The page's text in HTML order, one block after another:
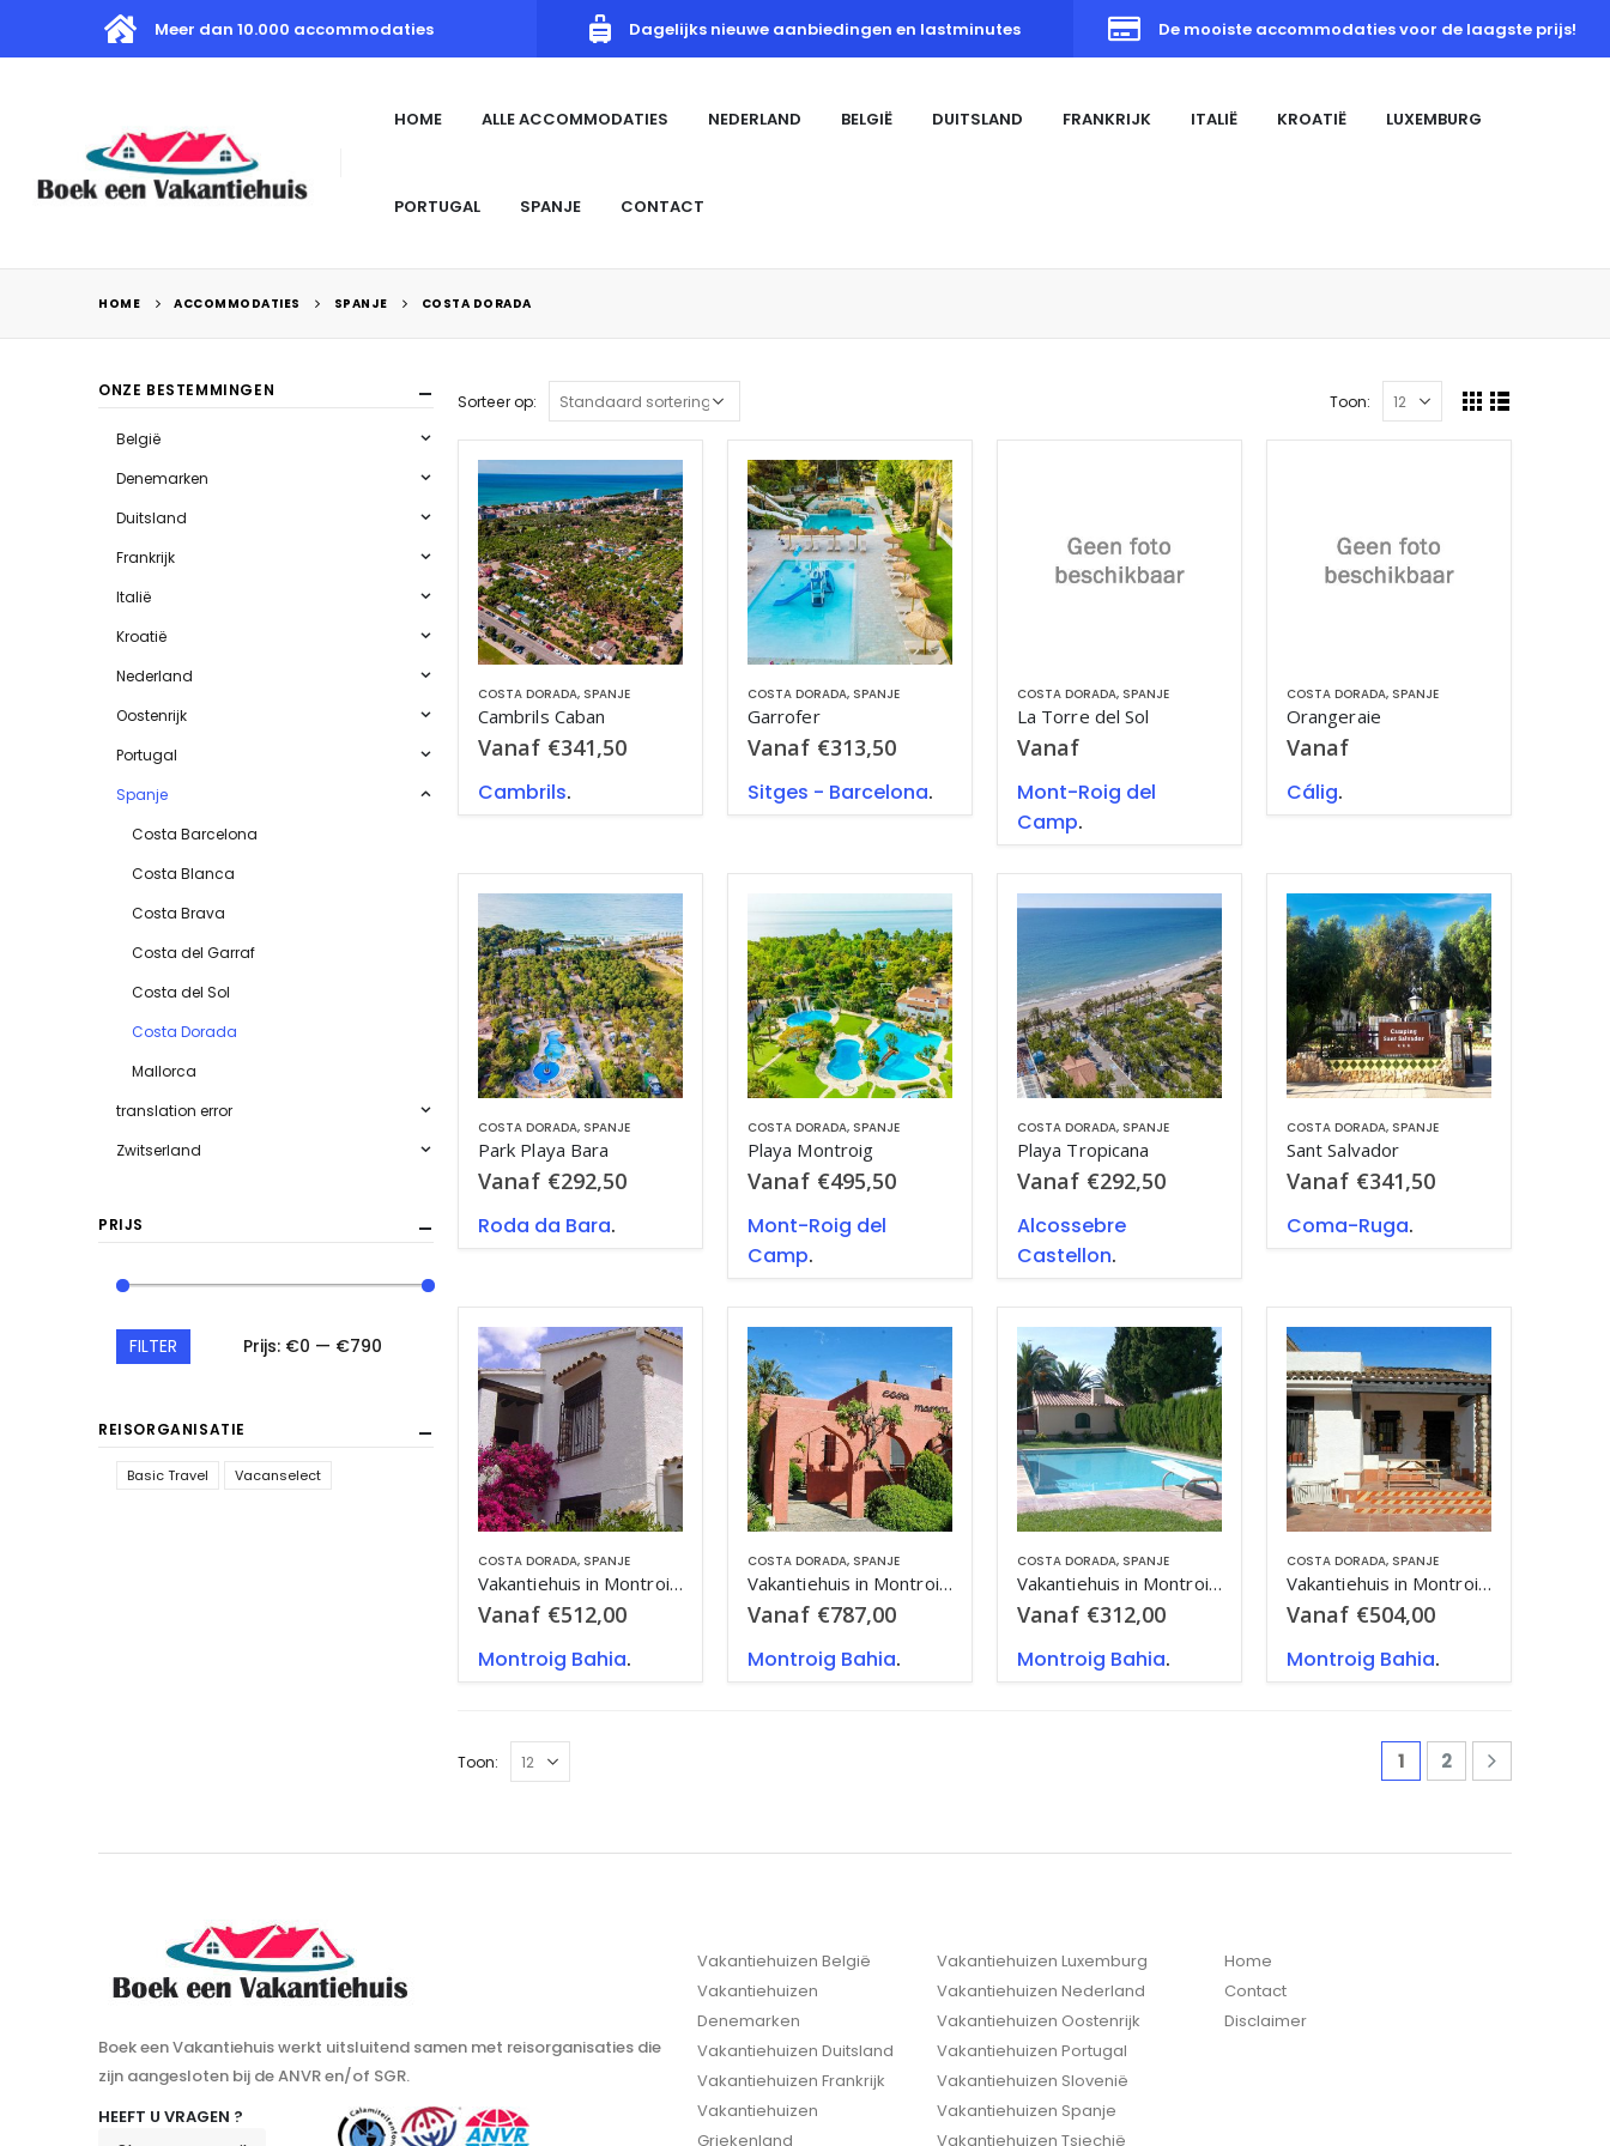
Meer dan 10.000 accommodaties Dagelijks nieuwe aanbiedingen en lastminutes De mooiste accommodaties voor de laagste prijs!
HOME ALLE ACCOMMODATIES NEDERLAND BELGIË DUITSLAND FRANKRIJK ITALIË KROATIË LUXEMBURG
PORTUGAL SPANJE CONTACT
HOME ACCOMMODATIES SPANJE COSTA DORADA
Sorteer op: Toon:
COSTA DORADA, SPANJE
Cambrils Caban
Vanaf €341,50
Cambrils.
COSTA DORADA, SPANJE
Garrofer
Vanaf €313,50
Sitges - Barcelona.
COSTA DORADA, SPANJE
La Torre del Sol
Vanaf
Mont-Roig del
Camp.
COSTA DORADA, SPANJE
Orangeraie
Vanaf
Cálig.
COSTA DORADA, SPANJE
Park Playa Bara
Vanaf €292,50
Roda da Bara.
COSTA DORADA, SPANJE
Playa Montroig
Vanaf €495,50
Mont-Roig del
Camp.
COSTA DORADA, SPANJE
Playa Tropicana
Vanaf €292,50
Alcossebre
Castellon.
COSTA DORADA, SPANJE
Sant Salvador
Vanaf €341,50
Coma-Ruga.
COSTA DORADA, SPANJE
Vakantiehuis in Montroig Bahia met zwembad, in Costa Dorada.
Vanaf €512,00
Montroig Bahia.
COSTA DORADA, SPANJE
Vakantiehuis in Montroig Bahia met zwembad, in Costa Dorada.
Vanaf €787,00
Montroig Bahia.
COSTA DORADA, SPANJE
Vakantiehuis in Montroig Bahia met zwembad, in Costa Dorada.
Vanaf €312,00
Montroig Bahia.
COSTA DORADA, SPANJE
Vakantiehuis in Montroig Bahia met zwembad, in Costa Dorada.
Vanaf €504,00
Montroig Bahia.
Toon: 1 2
ONZE BESTEMMINGEN
België
Denemarken
Duitsland
Frankrijk
Italië
Kroatië
Nederland
Oostenrijk
Portugal
Spanje
Costa Barcelona
Costa Blanca
Costa Brava
Costa del Garraf
Costa del Sol
Costa Dorada
Mallorca
translation error
Zwitserland
PRIJS
FILTER Prijs: €0 — €790
REISORGANISATIE
Basic Travel Vacanselect
Boek een Vakantiehuis werkt uitsluitend samen met reisorganisaties die
zijn aangesloten bij de ANVR en/of SGR.
HEEFT U VRAGEN ?
Vakantiehuizen België
Vakantiehuizen
Denemarken
Vakantiehuizen Duitsland
Vakantiehuizen Frankrijk
Vakantiehuizen
Griekenland
Vakantiehuizen Luxemburg
Vakantiehuizen Nederland
Vakantiehuizen Oostenrijk
Vakantiehuizen Portugal
Vakantiehuizen Slovenië
Vakantiehuizen Spanje
Vakantiehuizen Tsjechië
Home
Contact
Disclaimer